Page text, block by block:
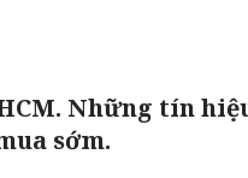
Những tín
sớm.